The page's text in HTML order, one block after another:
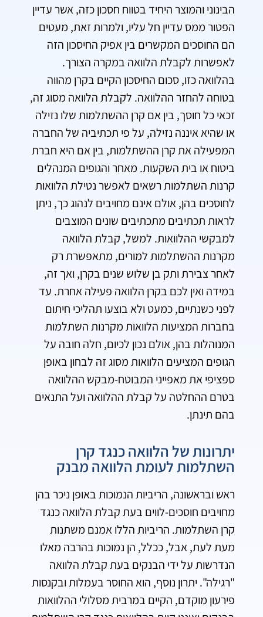
הבינוני והמוצר היחיד בטווח חסכון כזה, אשר עדיין
הפטור ממס עדיין חל עליו, ולמרות זאת, מעטים
הם החוסכים המקשרים בין אפיק החיסכון הזה
לאפשרות לקבלת הלוואה במקרה הצורך.
בהלוואה כזו, סכום החיסכון הקיים בקרן מהווה
בטוחה להחזר ההלוואה. לקבלת הלוואה מסוג זה,
זכאי כל חוסך, בין אם קרן ההשתלמות שלו נזילה
או שהיא איננה נזילה, על פי תכתיביה של החברה
המפעילה את קרן ההשתלמות, בין אם היא חברת
ביטוח או בית השקעות. מאחר והגופים המנהלים
קרנות השתלמות רשאים לאפשר נטילת הלוואות
לחוסכים בהן, אולם אינם מחויבים לנהוג כך, ניתן
לראות תכתיבים מתכתיבים שונים המוצבים
למבקשי ההלוואות. למשל, קבלת הלוואה
מקרנות ההשתלמות למורים, מתאפשרת רק
לאחר צבירת ותק בן שלוש שנים בקרן, ואך זה,
במידה ואין לכם בקרן הלוואה פעילה אחרת. עד
לפני כשנתיים, כמעט ולא בוצעו תהליכי חיתום
בחברות המציעות הלוואות מקרנות השתלמות
המנוהלות בהן, אולם נכון לכיום, חלה חובה על
הגופים המציעים הלוואות מסוג זה לבחון באופן
ספציפי את מאפייני המבוטח-מבקש ההלוואה
בטרם ההחלטה על קבלת ההלוואה ועל התנאים
בהם תינתן.
יתרונות של הלוואה כנגד קרן
השתלמות לעומת הלוואה מבנק
ראש ובראשונה, הריביות הנמוכות באופן ניכר בהן
מחויבים חוסכים-לווים בעת קבלת הלוואה כנגד
קרן השתלמות. הריביות הללו אמנם משתנות
מעת לעת, אבל, ככלל, הן נמוכות בהרבה מאלו
הנדרשות על ידי הבנקים בעת קבלת הלוואה
"רגילה". יתרון נוסף, הוא החוסר בעמלות ובקנסות
פירעון מוקדם, הקיים במרבית מסלולי ההלוואות